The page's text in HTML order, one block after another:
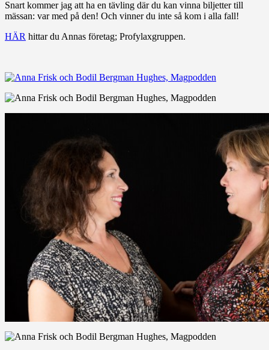
Snart kommer jag att ha en tävling där du kan vinna biljetter till
mässan: var med på den! Och vinner du inte så kom i alla fall!
HÄR hittar du Annas företag; Profylaxgruppen.